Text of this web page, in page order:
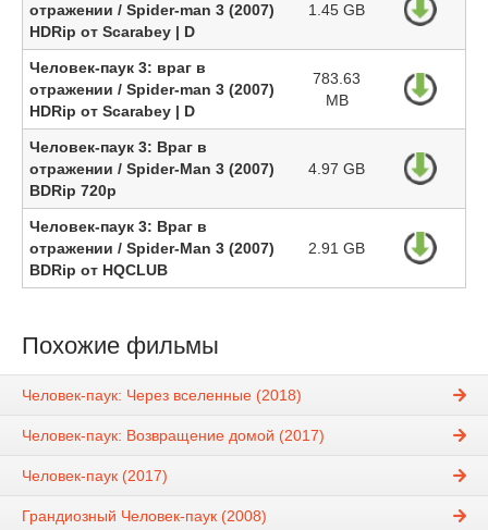
отражении / Spider-man 3 (2007)
HDRip от Scarabey | D
1.45 GB
Человек-паук 3: враг в
отражении / Spider-man 3 (2007)
HDRip от Scarabey | D
783.63
MB
Человек-паук 3: Враг в
отражении / Spider-Man 3 (2007)
BDRip 720p
4.97 GB
Человек-паук 3: Враг в
отражении / Spider-Man 3 (2007)
BDRip от HQCLUB
2.91 GB
Похожие фильмы
Человек-паук: Через вселенные (2018)
Человек-паук: Возвращение домой (2017)
Человек-паук (2017)
Грандиозный Человек-паук (2008)